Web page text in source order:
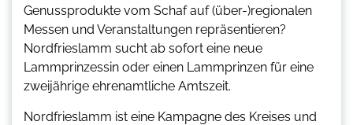
Genussprodukte vom Schaf auf (über-)regionalen
Messen und Veranstaltungen repräsentieren?
Nordfrieslamm sucht ab sofort eine neue
Lammprinzessin oder einen Lammprinzen für eine
zweijährige ehrenamtliche Amtszeit.
Nordfrieslamm ist eine Kampagne des Kreises und